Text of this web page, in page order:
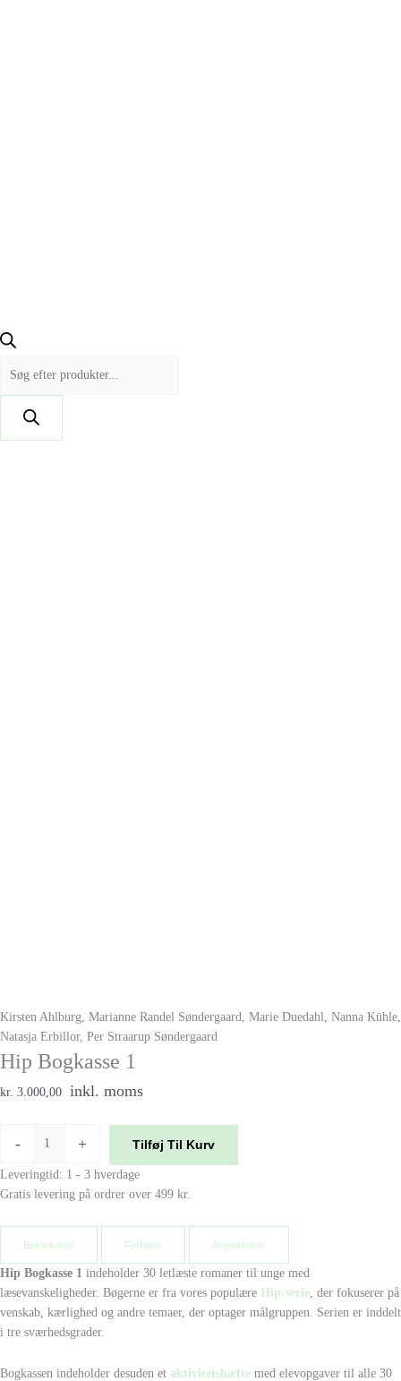
Kirsten Ahlburg, Marianne Randel Søndergaard, Marie Duedahl, Nanna Kühle,
Natasja Erbillor, Per Straarup Søndergaard
Hip Bogkasse 1
kr. 3.000,00 inkl. moms
- + Tilføj Til Kurv
Leveringtid: 1 - 3 hverdage
Gratis levering på ordrer over 499 kr.
Beksrivelse Forfatter Anmeldelser
Hip Bogkasse 1 indeholder 30 letlæste romaner til unge med
læsevanskeligheder. Bøgerne er fra vores populære Hip-serie , der fokuserer på
venskab, kærlighed og andre temaer, der optager målgruppen. Serien er inddelt
i tre sværhedsgrader.
Bogkassen indeholder desuden et aktivitetshæfte med elevopgaver til alle 30